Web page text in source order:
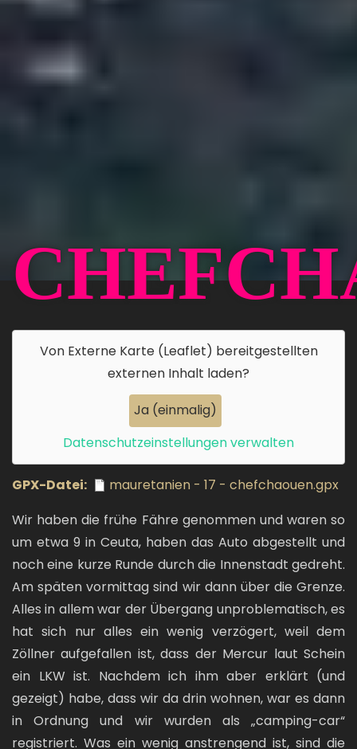
Von Externe Karte (Leaflet) bereitgestellten
externen Inhalt laden?
Ja (einmalig)
Datenschutzeinstellungen verwalten
GPX-Datei
mauretanien - 17 - chefchaouen.gpx
Wir haben die frühe Fähre genommen und waren so
um etwa 9 in Ceuta, haben das Auto abgestellt und
noch eine kurze Runde durch die Innenstadt gedreht.
Am späten vormittag sind wir dann über die Grenze.
Alles in allem war der Übergang unproblematisch, es
hat sich nur alles ein wenig verzögert, weil dem
Zöllner aufgefallen ist, dass der Mercur laut Schein
ein LKW ist. Nachdem ich ihm aber erklärt (und
gezeigt) habe, dass wir da drin wohnen, war es dann
in Ordnung und wir wurden als „camping-car“
registriert. Was ein wenig anstrengend ist, sind die